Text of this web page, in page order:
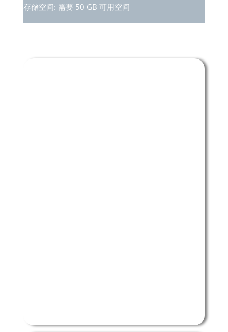
存储空间: 需要 50 GB 可用空间